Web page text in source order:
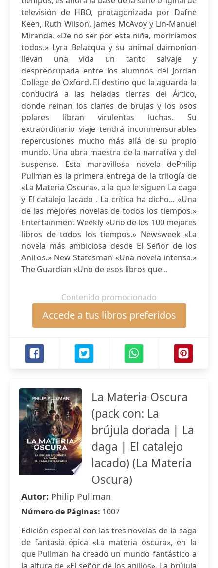
televisión de HBO, protagonizada por Dafne
Keen, Ruth Wilson, James McAvoy y Lin-Manuel
Miranda. «De no ser por esta niña, moriríamos
todos.» Lyra Belacqua y su animal daimonion
llevan una vida un tanto salvaje y
despreocupada entre los alumnos del Jordan
College de Oxford. El destino que la aguarda la
conducirá a las heladas tierras del Ártico,
donde reinan los clanes de brujas y los osos
polares libran virulentas luchas. Su
extraordinario viaje tendrá inconmensurables
repercusiones mucho más allá de su propio
mundo. Una obra maestra de la narrativa y del
suspense. Esta maravillosa novela dePhilip
Pullman es la primera entrega de la trilogía de
«La Materia Oscura», a la que le siguen La daga
y El catalejo lacado . La crítica ha dicho... «Una
de las mejores novelas de todos los tiempos.»
Entertainment Weekly «Uno de los 100 mejores
libros de todos los tiempos.» Newsweek «La
novela más ambiciosa desde El Señor de los
Anillos.» New Statesman «Una novela intensa.»
The Guardian «Uno de esos libros que...
Contenido promocionado
Accede a tus libros preferidos
La Materia Oscura
(pack con: La
brújula dorada | La
daga | El catalejo
lacado) (La Materia
Oscura)
Autor: Philip Pullman
Número de Páginas: 1007
Edición especial con las tres novelas de la saga
de fantasía épica «La materia oscura», en la
que Pullman ha creado un mundo fantástico a
la altura de «El señor de los anillos». La brújula